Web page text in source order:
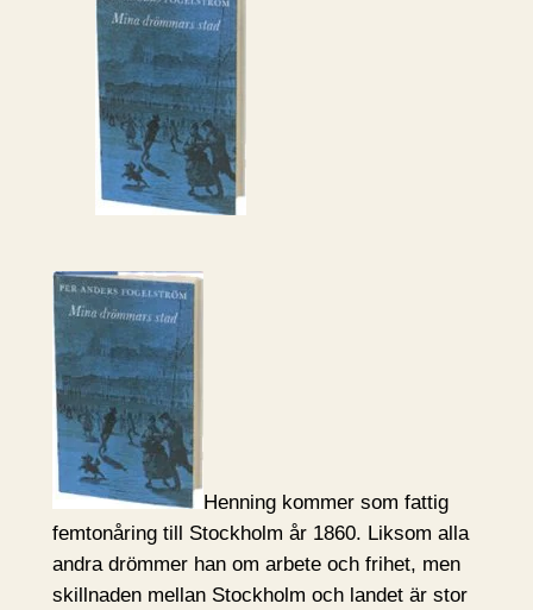
Henning kommer som fattig
femtonåring till Stockholm år 1860. Liksom alla
andra drömmer han om arbete och frihet, men
skillnaden mellan Stockholm och landet är stor